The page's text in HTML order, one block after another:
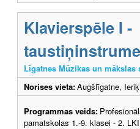
Klavierspēle I -
Līgatnes Mūzikas un mākslas
Norises vieta:Augšlīgatne,
Programmas veids:
pamatskolas 1.-9. klasei - 2.